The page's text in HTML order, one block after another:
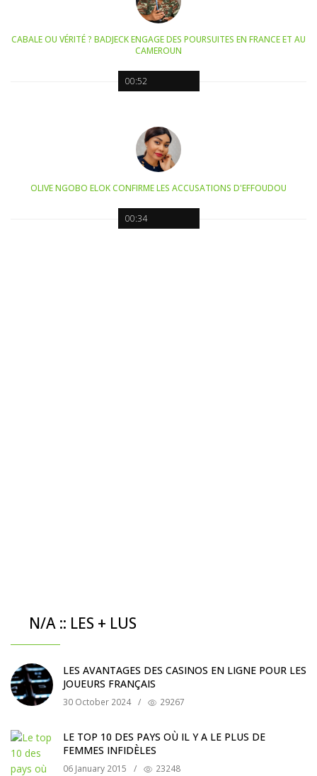
00:52
CABALE OU VÉRITÉ ? BADJECK ENGAGE DES POURSUITES EN FRANCE ET AU
CAMEROUN
00:34
OLIVE NGOBO ELOK CONFIRME LES ACCUSATIONS D'EFFOUDOU
N/A :: LES + LUS
LES AVANTAGES DES CASINOS EN LIGNE POUR LES
JOUEURS FRANÇAIS
30 October 2024 / 29267
LE TOP 10 DES PAYS OÙ IL Y A LE PLUS DE
FEMMES INFIDÈLES
06 January 2015 / 23248